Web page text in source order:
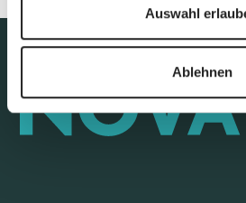
Auswahl
Ablehnen